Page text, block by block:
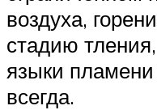
воздуха,
стадию
языки
всегда.